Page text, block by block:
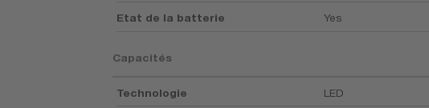
Etat de la batterie Yes
Capacités
Technologie LED